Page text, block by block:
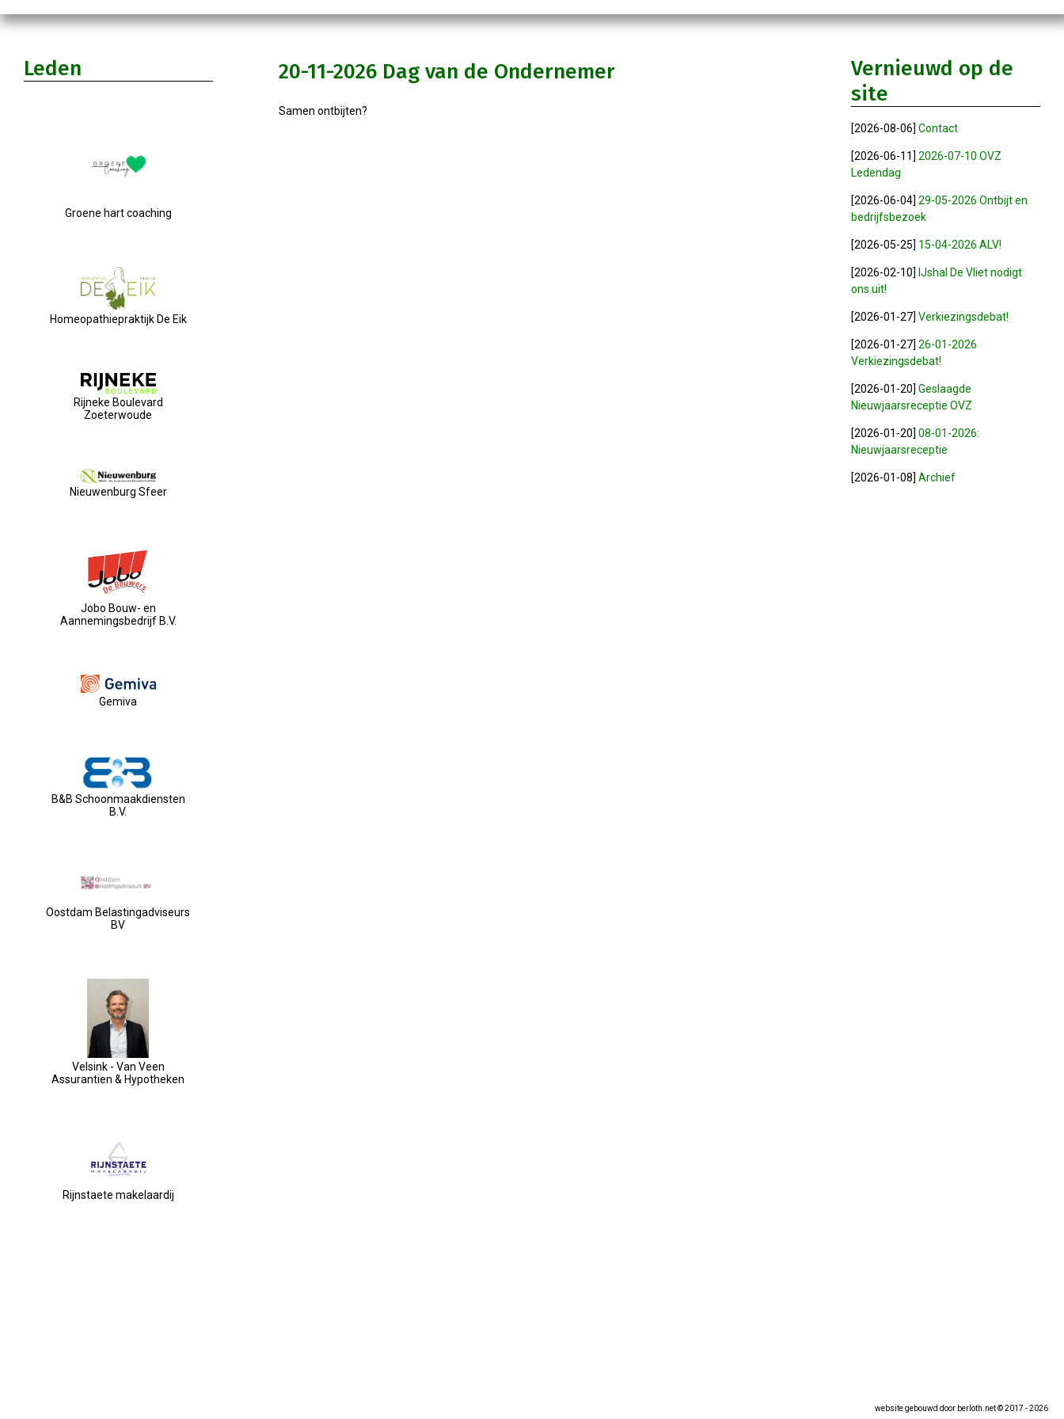
20-11-2026 Dag van de Ondernemer
Samen ontbijten?
Vernieuwd op de
site
[2026-08-06]Contact
[2026-06-11]2026-07-10 OVZ
Ledendag
[2026-06-04]29-05-2026 Ontbijt en
bedrijfsbezoek
[2026-05-25] 15-04-2026 ALV!
[2026-02-10] IJshal De Vliet nodigt
ons uit!
[2026-01-27]Verkiezingsdebat!
[2026-01-27]26-01-2026
Verkiezingsdebat!
[2026-01-20]Geslaagde
Nieuwjaarsreceptie OVZ
[2026-01-20]08-01-2026:
Nieuwjaarsreceptie
[2026-01-08]Archief
Leden
Groene hart coaching
Homeopathiepraktijk De Eik
Rijneke Boulevard
Zoeterwoude
Nieuwenburg Sfeer
Jobo Bouw- en
Aannemingsbedrijf B.V.
Gemiva
B&B Schoonmaakdiensten
B.V.
Oostdam Belastingadviseurs
BV
Velsink - Van Veen
Assurantien & Hypotheken
Rijnstaete makelaardij
website gebouwd door berloth.net© 2017 - 2026